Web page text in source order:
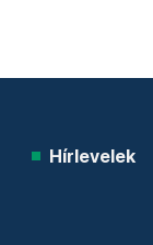
Hírlevelek